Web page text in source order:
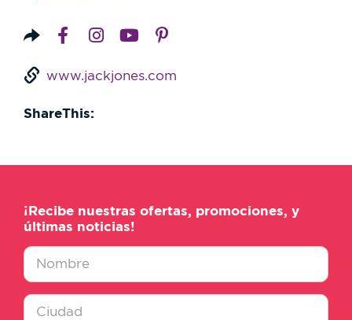
www.jackjones.com
ShareThis:
¡Recibe nuestras ofertas, promociones, y
últimas noticias!
Nombre